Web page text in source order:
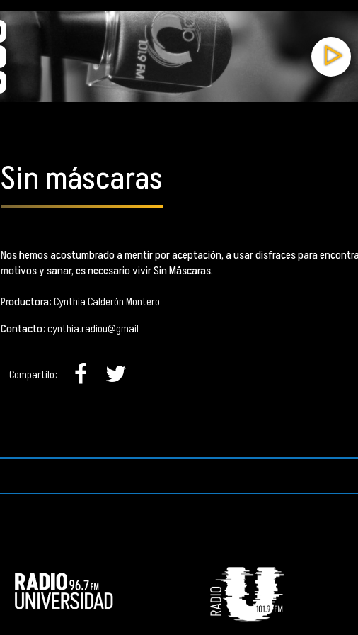
Sin máscaras
Nos hemos acostumbrado a mentir por aceptación, a usar disfraces para
motivos y sanar, es necesario vivir Sin Máscaras.
Productora: Cynthia Calderón Montero
Contacto: cynthia.radiou@gmail
Compartilo: